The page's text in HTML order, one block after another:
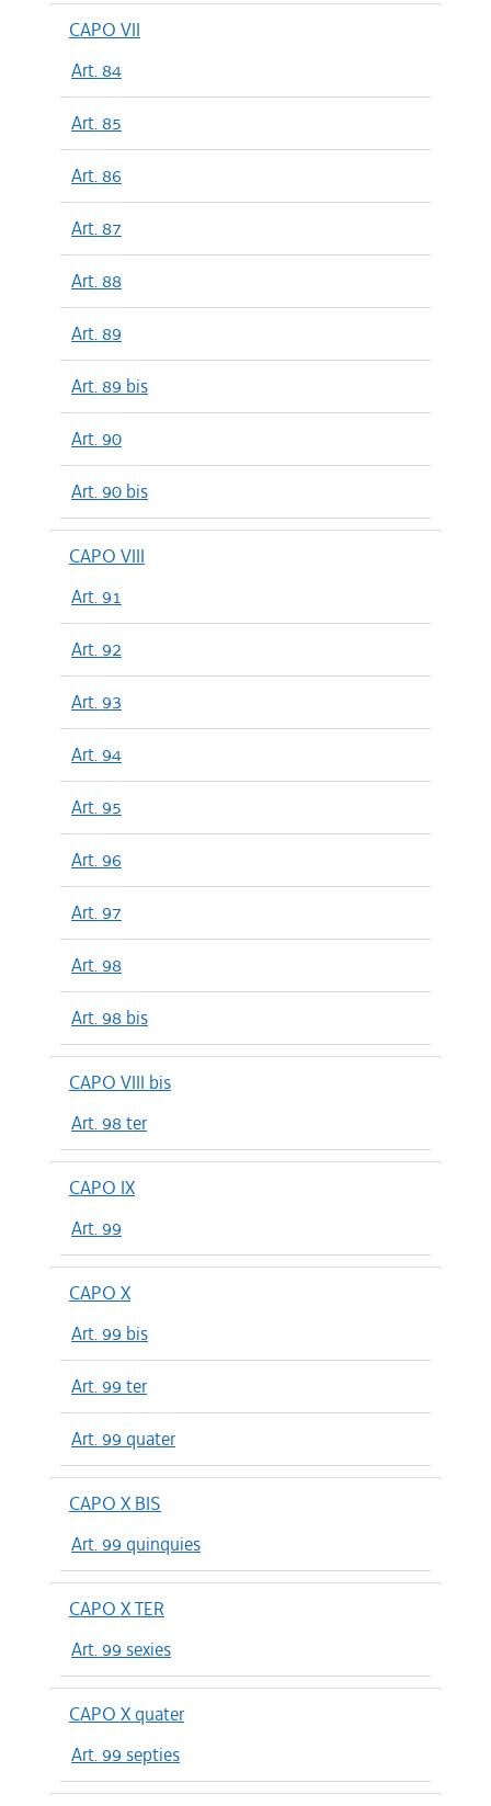
CAPO VII
Art. 84
Art. 85
Art. 86
Art. 87
Art. 88
Art. 89
Art. 89 bis
Art. 90
Art. 90 bis
CAPO VIII
Art. 91
Art. 92
Art. 93
Art. 94
Art. 95
Art. 96
Art. 97
Art. 98
Art. 98 bis
CAPO VIII bis
Art. 98 ter
CAPO IX
Art. 99
CAPO X
Art. 99 bis
Art. 99 ter
Art. 99 quater
CAPO X BIS
Art. 99 quinquies
CAPO X TER
Art. 99 sexies
CAPO X quater
Art. 99 septies